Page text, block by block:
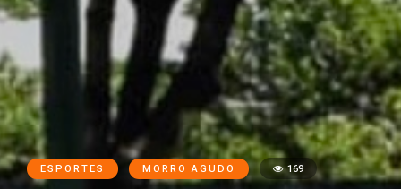
ESPORTES MORRO AGUDO 169